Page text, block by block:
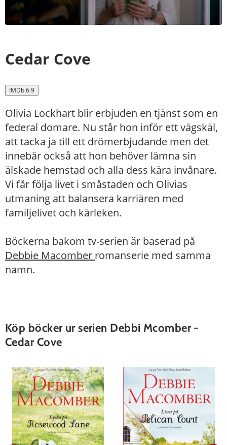
Cedar Cove
IMDb 6.9
Olivia Lockhart blir erbjuden en tjänst som en
federal domare. Nu står hon inför ett vägskäl,
att tacka ja till ett drömerbjudande men det
innebär också att hon behöver lämna sin
älskade hemstad och alla dess kära invånare.
Vi får följa livet i småstaden och Olivias
utmaning att balansera karriären med
familjelivet och kärleken.
Böckerna bakom tv-serien är baserad på
Debbie Macomber romanserie med samma
namn.
Köp böcker ur serien Debbi Mcomber -
Cedar Cove